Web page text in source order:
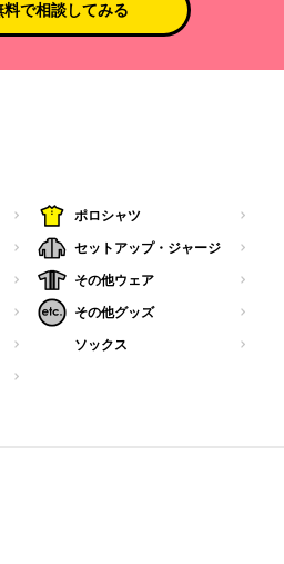
料で相談してみる
ポロシャツ
セットアップ・ジャージ
その他ウェア
その他グッズ
ソックス